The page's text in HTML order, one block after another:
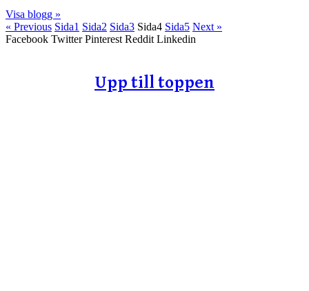
Visa blogg »
« Previous Sida1 Sida2 Sida3 Sida4 Sida5 Next »
Facebook Twitter Pinterest Reddit Linkedin
Upp till toppen